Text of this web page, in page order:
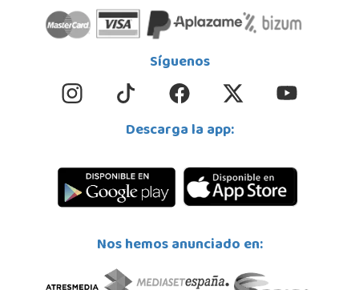
Síguenos
Descarga la app:
Nos hemos anunciado en: